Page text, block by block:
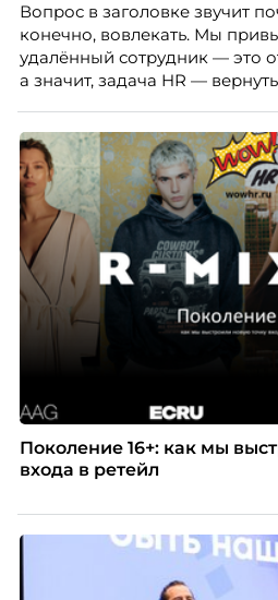
Вопрос в заголовке звучит
конечно, вовлекать. Мы
удалённый сотрудник — это
а значит, задача HR —
вовлечения, стоит
факте: данные говорят ровно
подсказывает интуиция.
Марианна Симонян — HR
People Analytics,
МИФИ, автор книги «Дао
Поколение 16+: как мы
входа в ретейл